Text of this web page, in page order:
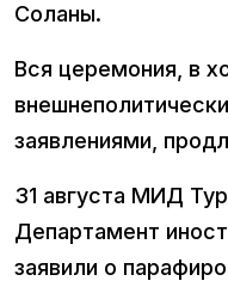
Соланы.
Вся церемония, в
заявлениями,
31 августа МИД
Департамент
заявили о